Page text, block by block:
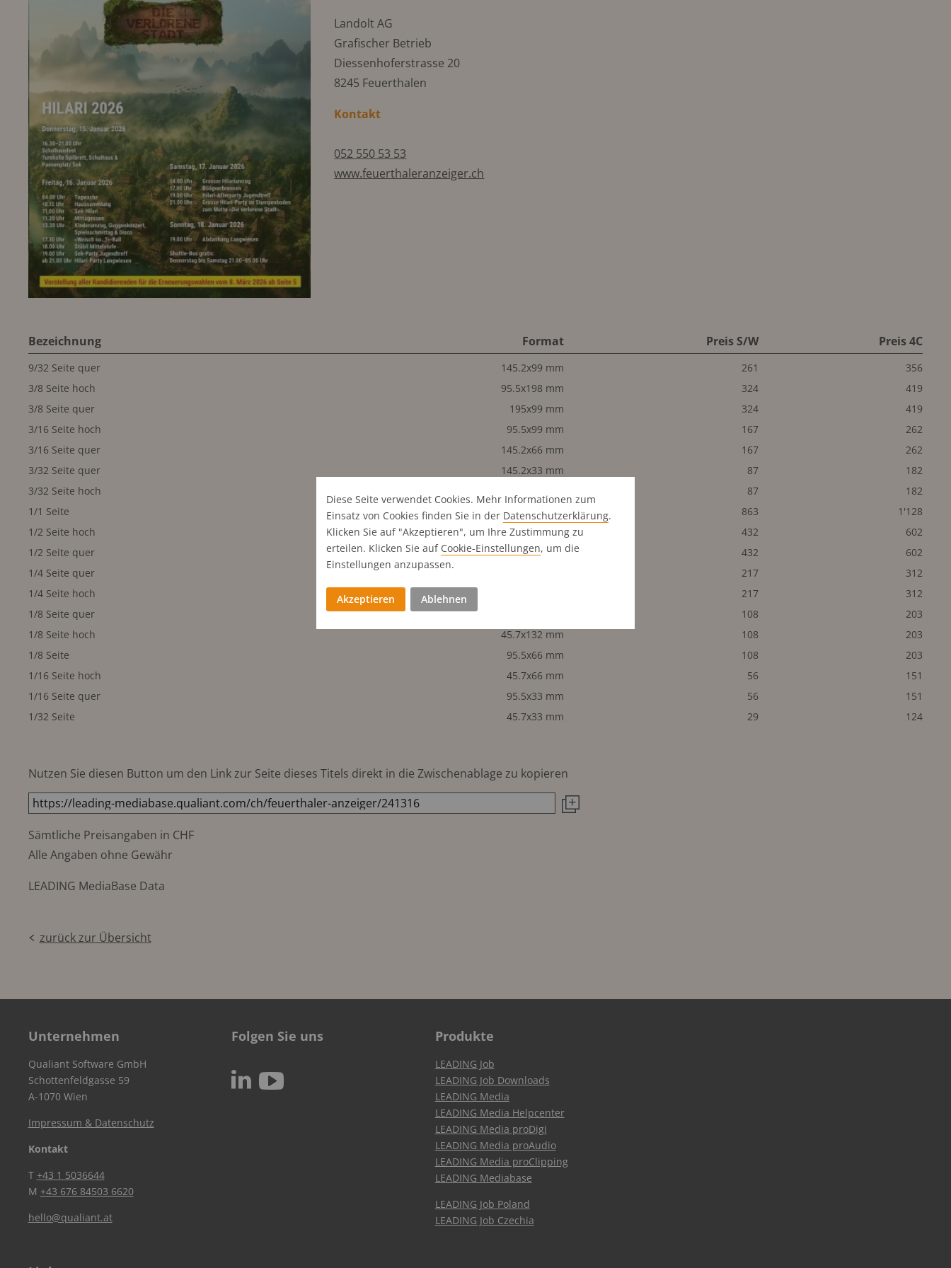
Landolt AG
Grafischer Betrieb
Diessenhoferstrasse 20
8245 Feuerthalen
Kontakt
052 550 53 53
www.feuerthaleranzeiger.ch
Bezeichnung Format Preis S/W Preis 4C
9/32 Seite quer 145.2x99 mm 261
356
3/8 Seite hoch
95.5x198 mm 324
419
3/8 Seite quer
195x99 mm 324
419
3/16 Seite hoch
95.5x99 mm 167
262
3/16 Seite quer
145.2x66 mm 167
262
3/32 Seite quer
145.2x33 mm 87
182
3/32 Seite hoch
87
182
1/1 Seite
195x276.5 mm 863
1'128
1/2 Seite hoch
95.5x276.5 mm 432
602
1/2 Seite quer
195x132 mm 432
602
1/4 Seite quer
217
312
1/4 Seite hoch
217
312
1/8 Seite quer
108
203
1/8 Seite hoch
45.7x132 mm 108
203
1/8 Seite
95.5x66 mm 108
203
1/16 Seite hoch
45.7x66 mm 56
151
1/16 Seite quer
95.5x33 mm 56
151
1/32 Seite
45.7x33 mm 29 124
Nutzen Sie diesen Button um den Link zur Seite dieses Titels direkt in die Zwischenablage zu kopieren
Sämtliche Preisangaben in CHF
Alle Angaben ohne Gewähr
LEADING MediaBase Data
zurück zur Übersicht
Unternehmen
Qualiant Software GmbH
Schottenfeldgasse 59
A-1070 Wien
Impressum & Datenschutz
Kontakt
T +43 1 5036644
M +43 676 84503 6620
hello@qualiant.at
Folgen Sie uns
N c
Produkte
LEADING Job
LEADING Job Downloads
LEADING Media
LEADING Media Helpcenter
LEADING Media proDigi
LEADING Media proAudio
LEADING Media proClipping
LEADING Mediabase
LEADING Job Poland
LEADING Job Czechia
Diese Seite verwendet Cookies. Mehr Informationen zum
Einsatz von Cookies finden Sie in der Datenschutz­erklärung.
Klicken Sie auf "Akzeptieren", um Ihre Zustimmung zu
erteilen. Klicken Sie auf Cookie-Einstellungen, um die
Einstellungen anzupassen.
Akzeptieren Ablehnen